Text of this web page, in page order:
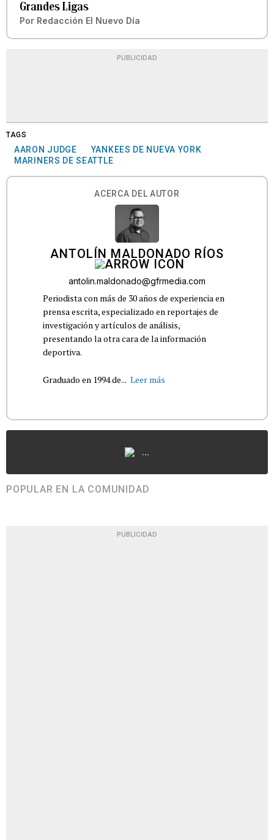
Grandes Ligas
Por Redacción El Nuevo Día
PUBLICIDAD
TAGS
AARON JUDGE
YANKEES DE NUEVA YORK
MARINERS DE SEATTLE
ACERCA DEL AUTOR
ANTOLÍN MALDONADO RÍOS
antolin.maldonado@gfrmedia.com
Periodista con más de 30 años de experiencia en
prensa escrita, especializado en reportajes de
investigación y artículos de análisis,
presentando la otra cara de la información
deportiva.
Graduado en 1994 de... Leer más
...
POPULAR EN LA COMUNIDAD
PUBLICIDAD